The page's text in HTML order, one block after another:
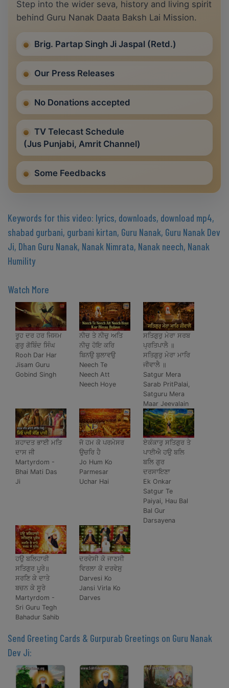
Step into the wider seva, history and living spirit
behind Guru Nanak Daata Baksh Lai Mission.
Brig. Partap Singh Ji Jaspal (Retd.)
Our Press Releases
No Donations accepted
TV Telecast Schedule
(Jus Punjabi, Amrit Channel)
Some Feedbacks
Keywords for this video: lyrics, downloads, download mp4,
shabad gurbani, gurbani kirtan, Guru Nanak, Guru Nanak Dev
Ji, Dhan Guru Nanak, Nanak Nimrata, Nanak neech, Nanak
Humility
Watch More
ਰੂਹ ਦਰ ਹਰ ਜਿਸਮ
ਗੁਰੁ ਗੋਬਿੰਦ ਸਿੰਘ
Rooh Dar Har
Jisam Guru
Gobind Singh
ਨੀਚ ਤੇ ਨੀਚੁ ਅਤਿ
ਨੀਚੁ ਹੋਇ ਕਰਿ
ਬਿਨਉ ਬੁਲਾਵਉ
Neech Te
Neech Att
Neech Hoye
ਸਤਿਗੁਰੁ ਮੇਰਾ ਸਰਬ
ਪ੍ਰਤਿਪਾਲੈ ॥
ਸਤਿਗੁਰੁ ਮੇਰਾ ਮਾਰਿ
ਜੀਵਾਲੈ ॥
Satgur Mera
Sarab PritPalai,
Satguru Mera
Maar Jeevalain
ਸ਼ਹਾਦਤ ਭਾਈ ਮਤਿ
ਦਾਸ ਜੀ
Martyrdom -
Bhai Mati Das
Ji
ਜੋ ਹਮ ਕੋ ਪਰਮੇਸਰ
ਉਚਰਿ ਹੈ
Jo Hum Ko
Parmesar
Uchar Hai
ਏਕੰਕਾਰੁ ਸਤਿਗੁਰ ਤੇ
ਪਾਈਐ ਹਉ ਬਲਿ
ਬਲਿ ਗੁਰ
ਦਰਸਾਇਣਾ
Ek Onkar
Satgur Te
Paiyai, Hau Bal
Bal Gur
Darsayena
ਹਉ ਬਲਿਹਾਰੀ
ਸਤਿਗੁਰ ਪੂਰੇ॥
ਸਰਣਿ ਕੇ ਦਾਤੇ
ਬਚਨ ਕੇ ਸੂਰੇ
Martyrdom -
Sri Guru Tegh
Bahadur Sahib
ਦਰਵੇਸੀ ਕੋ ਜਾਣਸੀ
ਵਿਰਲਾ ਕੋ ਦਰਵੇਸੁ
Darvesi Ko
Jansi Virla Ko
Darves
Send Greeting Cards & Gurpurab Greetings on Guru Nanak
Dev Ji: